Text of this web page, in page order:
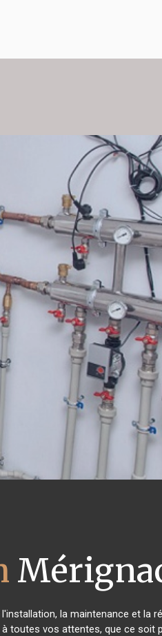
la maintenance et la
toutes vos attentes, que ce soit